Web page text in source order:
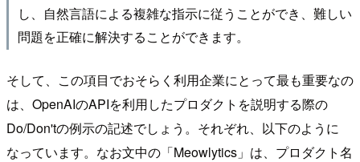
し、自然言語による複雑な指示に従うことができ、難しい
問題を正確に解決することができます。
そして、この項目でおそらく利用企業にとって最も重要なの
は、OpenAIのAPIを利用したプロダクトを説明する際の
Do/Don'tの例示の記述でしょう。それぞれ、以下のように
なっています。なお文中の「Meowlytics」は、プロダクト名